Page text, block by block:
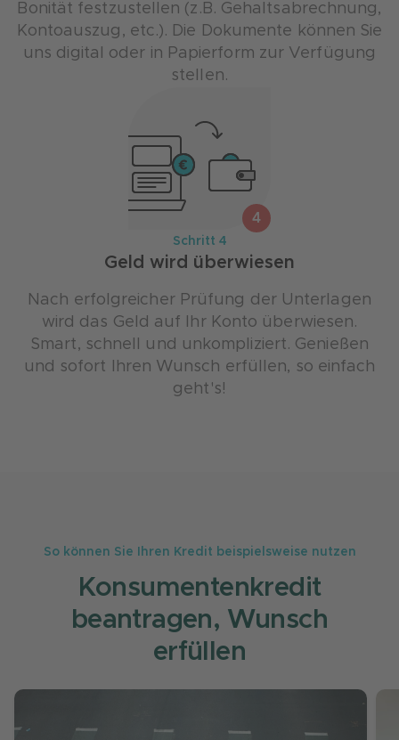
Bonität festzustellen (z.B. Gehaltsabrechnung,
Kontoauszug, etc.). Die Dokumente können Sie
uns digital oder in Papierform zur Verfügung
stellen.
4
Schritt 4
Geld wird überwiesen
Nach erfolgreicher Prüfung der Unterlagen
wird das Geld auf Ihr Konto überwiesen.
Smart, schnell und unkompliziert. Genießen
und sofort Ihren Wunsch erfüllen, so einfach
geht's!
So können Sie Ihren Kredit beispielsweise nutzen
Konsumentenkredit
beantragen, Wunsch
erfüllen